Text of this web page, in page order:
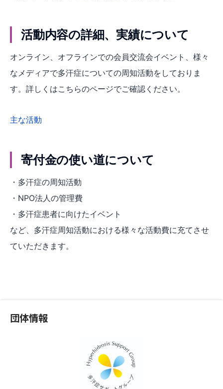
活動内容の詳細、実績について
オンライン、オフラインでの会員交流会イベント、様々
なメディアで多汗症についての周知活動をしておりま
す。詳しくはこちらのページでご確認ください。
主な活動
寄付金の使い道について
・多汗症の周知活動
・NPO法人の管理費
・多汗症患者に向けたイベント
など、多汗症周知活動における様々な活動費に充てさせ
ていただきます。
団体情報